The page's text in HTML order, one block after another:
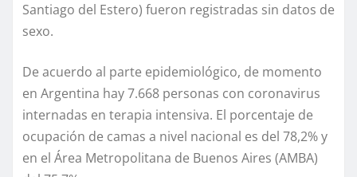
Santiago del Estero) fueron registradas sin datos de
sexo.
De acuerdo al parte epidemiológico, de momento
en Argentina hay 7.668 personas con coronavirus
internadas en terapia intensiva. El porcentaje de
ocupación de camas a nivel nacional es del 78,2% y
en el Área Metropolitana de Buenos Aires (AMBA)